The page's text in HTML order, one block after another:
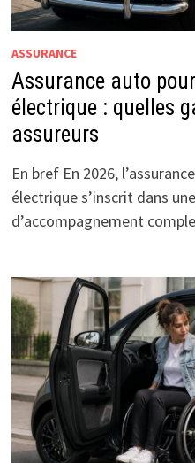
ASSURANCE
Assurance auto
électrique : quelles
assureurs
En bref En 2026,
électrique s’inscrit dans
d’accompagnement